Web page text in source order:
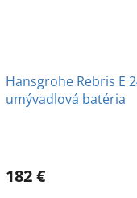
Hansgrohe Rebris E
umývadlová batéria
182 €